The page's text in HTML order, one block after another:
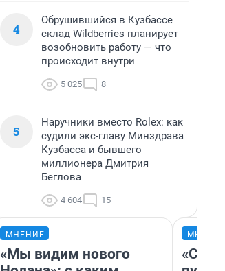
4
Обрушившийся в Кузбассе
склад Wildberries планирует
возобновить работу — что
происходит внутри
5 025 8
5
Наручники вместо Rolex: как
судили экс-главу Минздрава
Кузбасса и бывшего
миллионера Дмитрия
Беглова
4 604 15
МНЕНИЕ
«Мы видим нового